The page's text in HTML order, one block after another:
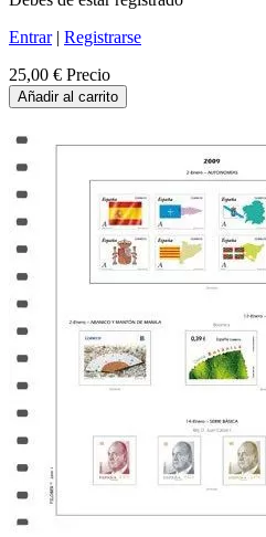
Entrar| Registrarse
25,00 € Precio
Añadir al carrito